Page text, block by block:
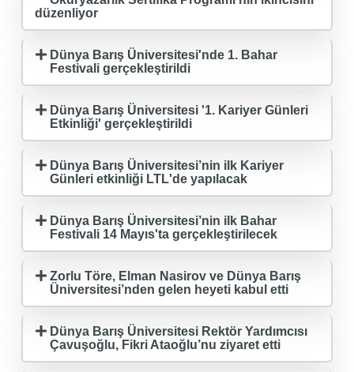
düzenliyor
Dünya Barış Üniversitesi'nde 1. Bahar
Festivali gerçekleştirildi
Dünya Barış Üniversitesi '1. Kariyer Günleri
Etkinliği' gerçekleştirildi
Dünya Barış Üniversitesi’nin ilk Kariyer
Günleri etkinliği LTL'de yapılacak
Dünya Barış Üniversitesi’nin ilk Bahar
Festivali 14 Mayıs'ta gerçekleştirilecek
Zorlu Töre, Elman Nasirov ve Dünya Barış
Üniversitesi’nden gelen heyeti kabul etti
Dünya Barış Üniversitesi Rektör Yardımcısı
Çavuşoğlu, Fikri Ataoğlu’nu ziyaret etti